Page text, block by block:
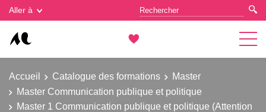
Aller à
Accueil Catalogue des formations
Master
Master Communication publique et politique
Master 1 Communication publique et politique (Attention
Gestion des cookies